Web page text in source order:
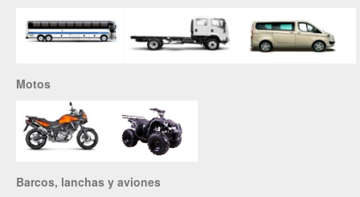
Motos
Barcos, lanchas y aviones